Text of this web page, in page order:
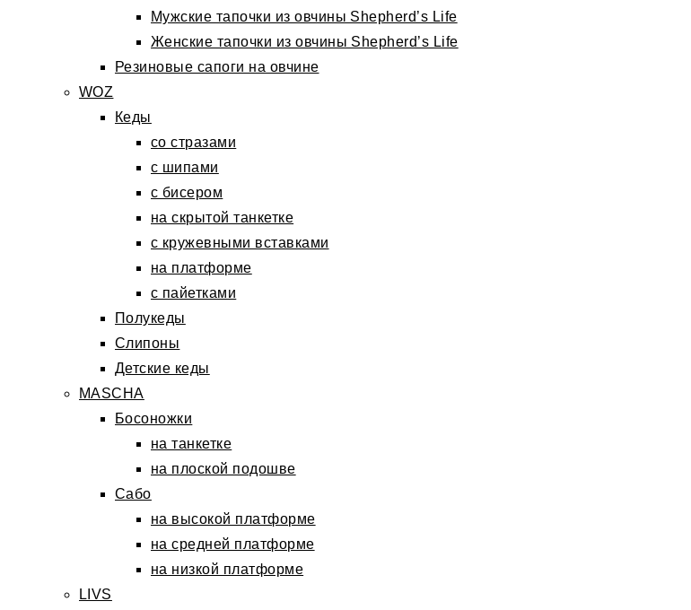
Мужские тапочки из овчины Shepherd’s Life
Женские тапочки из овчины Shepherd’s Life
Резиновые сапоги на овчине
WOZ
Кеды
со стразами
с шипами
с бисером
на скрытой танкетке
с кружевными вставками
на платформе
с пайетками
Полукеды
Слипоны
Детские кеды
MASCHA
Босоножки
на танкетке
на плоской подошве
Сабо
на высокой платформе
на средней платформе
на низкой платформе
LIVS